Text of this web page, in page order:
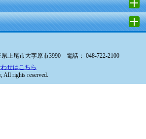
上尾市大字原市3990 電話： 048-722-2100
せはこちら
All rights reserved.